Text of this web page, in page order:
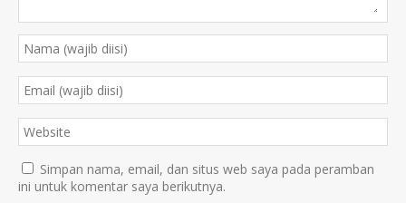
Simpan nama, email, dan situs web saya pada peramban
ini untuk komentar saya berikutnya.